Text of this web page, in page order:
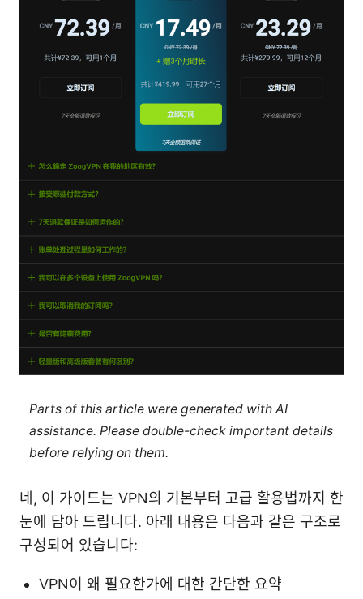
Parts of this article were generated with AI
assistance. Please double-check important details
before relying on them.
네, 이 가이드는 VPN의 기본부터 고급 활용법까지 한
눈에 담아 드립니다. 아래 내용은 다음과 같은 구조로
구성되어 있습니다:
VPN이 왜 필요한가에 대한 간단한 요약